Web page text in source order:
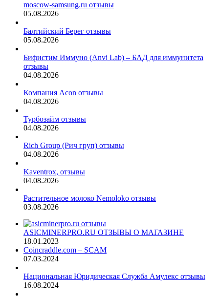
moscow-samsung.ru отзывы
05.08.2026
Балтийский Берег отзывы
05.08.2026
Бифистим Иммуно (Anvi Lab) – БАД для иммунитета
отзывы
04.08.2026
Компания Acon отзывы
04.08.2026
Турбозайм отзывы
04.08.2026
Rich Group (Рич груп) отзывы
04.08.2026
Kaventrox, отзывы
04.08.2026
Растительное молоко Nemoloko отзывы
03.08.2026
ASICMINERPRO.RU ОТЗЫВЫ О МАГАЗИНЕ
18.01.2023
Coincraddle.com – SCAM
07.03.2024
Национальная Юридическая Служба Амулекс отзывы
16.08.2024